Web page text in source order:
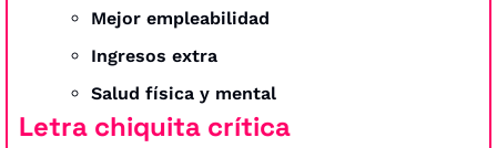
Mejor empleabilidad
Ingresos extra
Salud física y mental
Letra chiquita crítica